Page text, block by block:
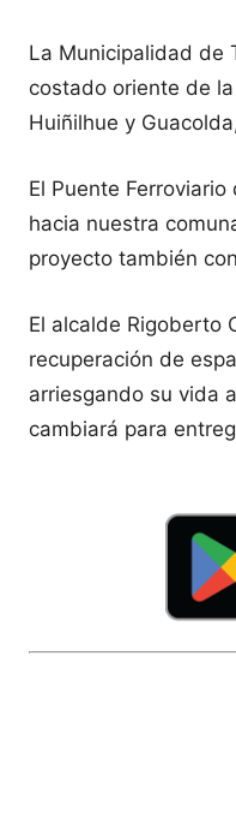
La Municipalidad de
costado oriente de
Huiñilhue y
El Puente
hacia nuestra
proyecto también
El alcalde Rigoberto
recuperación de
arriesgando su vida
cambiará para